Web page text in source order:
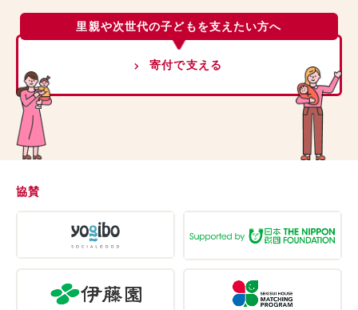
里親や次世代の子どもを支えたい方へ
寄付で支える
協賛